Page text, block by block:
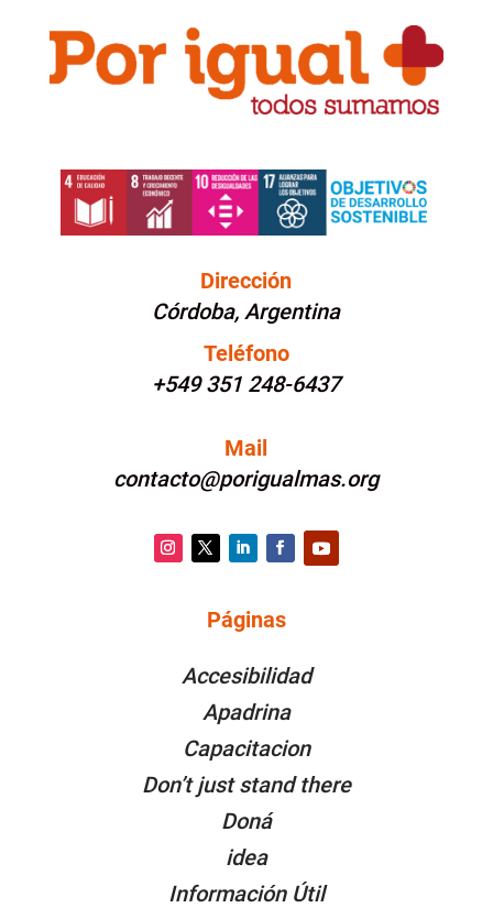
Dirección
Córdoba, Argentina
Teléfono
+549 351 248-6437
Mail
contacto@porigualmas.org
Facebook
Páginas
Accesibilidad
Apadrina
Capacitacion
Don’t just stand there
Doná
idea
Información Útil